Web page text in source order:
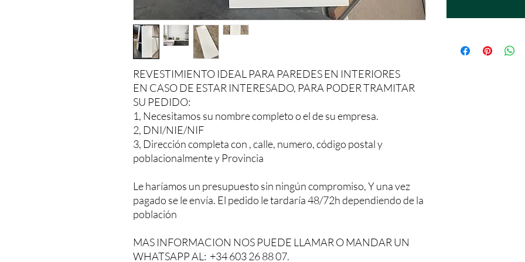
REVESTIMIENTO IDEAL PARA PAREDES EN INTERIORES
EN CASO DE ESTAR INTERESADO, PARA PODER TRAMITAR
SU PEDIDO:
1, Necesitamos su nombre completo o el de su empresa.
2, DNI/NIE/NIF
3, Dirección completa con , calle, numero, código postal y
poblacionalmente y Provincia
Le haríamos un presupuesto sin ningún compromiso, Y una vez
pagado se le envía. El pedido le tardaría 48/72h dependiendo de la
población
MAS INFORMACION NOS PUEDE LLAMAR O MANDAR UN
WHATSAPP AL: +34 603 26 88 07.